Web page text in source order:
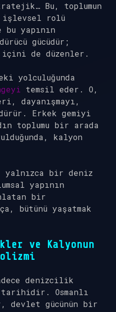
Bu, toplumun
işlevsel rolü
yapının
gücüdür;
içini de düzenler.
yolculuğunda
temsil eder. O,
dayanışmayı,
Erkek gemiyi
toplumu bir arada
kalyon
yalnızca bir deniz
yapının
bir
bütünü yaşatmak
ve Kalyonun
denizcilik
Osmanlı
devlet gücünün bir